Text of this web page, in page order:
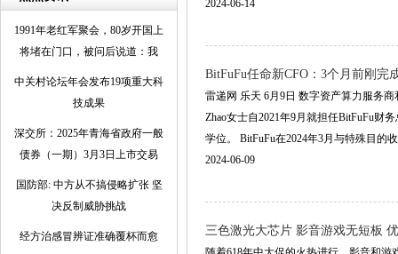
1991年老红军聚会，80岁开国上
将堵在门口，被问后说道：我
中关村论坛年会发布19项重大科
技成果
深交所：2025年青海省政府一般
债券（一期）3月3日上市交易
国防部: 中方从不搞侵略扩张 坚
决反制威胁挑战
经方治感冒辨证准确覆杯而愈
2024-06-14
BitFuFu任命新CFO：3个月前刚完
雷递网 乐天 6月9日 数字资产算力服务
Zhao女士自2021年9月就担任BitFuFu财
学位。 BitFuFu在2024年3月与特殊目的
2024-06-09
三色激光大芯片 影音游戏无短板